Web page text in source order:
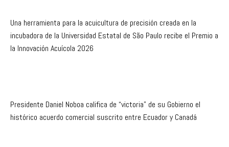
Una herramienta para la acuicultura de precisión creada en la
incubadora de la Universidad Estatal de São Paulo recibe el Premio a
la Innovación Acuícola 2026
Presidente Daniel Noboa califica de “victoria” de su Gobierno el
histórico acuerdo comercial suscrito entre Ecuador y Canadá